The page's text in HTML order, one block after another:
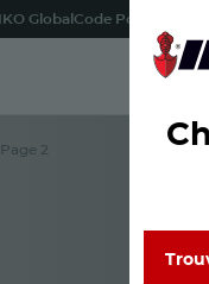
IKO GlobalCode Postal
Page 2